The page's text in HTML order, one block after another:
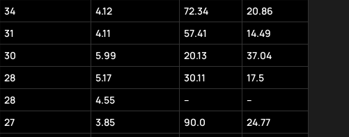
34 4.12 72.34
20.86
31 4.11 57.41
14.49
30 5.99 20.13
37.04
28 5.17 30.11
17.5
28 4.55 –
–
27 3.85 90.0
24.77